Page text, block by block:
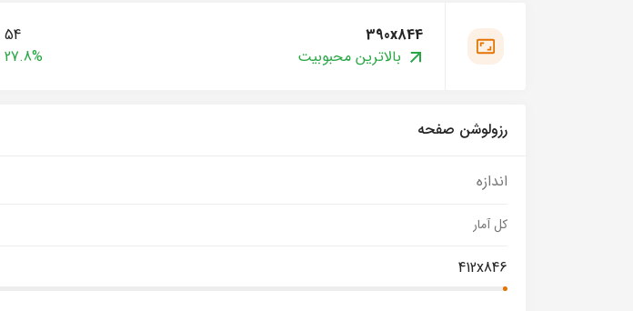
390x844
54
بالاترین محبوبیت
27.8%
رزولوشن صفحه
اندازه
کل آمار
412x846